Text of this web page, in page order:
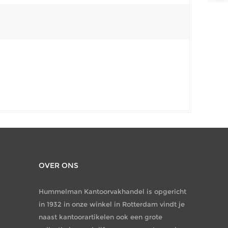
OVER ONS
Hummelman Kantoorvakhandel is opgericht
in 1932 in onze winkel in Rotterdam vindt je
naast kantoorartikelen ook een grote